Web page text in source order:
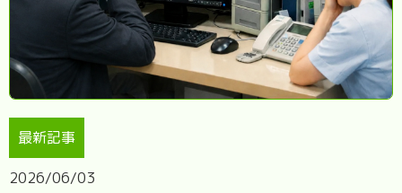
最新記事
2026/06/03